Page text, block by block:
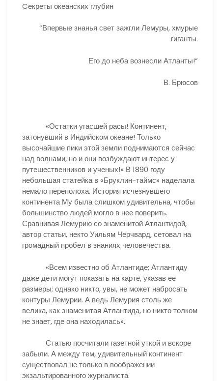
Cекреты океанских глубин
“Впервые знанья свет зажгли Лемуры, хмурые
гиганты.
Его до неба вознесли Атланты!”
В. Брюсов
«Остатки угасшей расы! Континент,
затонувший в Индийском океане! Только
высочайшие пики этой земли поднимаются сейчас
над волнами, но и они возбуждают интерес у
путешественников и ученых!» В 1890 году
небольшая статейка в «Бруклин-таймс» наделала
немало переполоха. История исчезнувшего
континента Му была слишком удивительна, чтобы
большинство людей могло в нее поверить.
Сравнивая Лемурию со знаменитой Атлантидой,
автор статьи, некто Уильям Черчвард, сетовал на
громадный пробел в знаниях человечества.
«Всем известно об Атлантиде; Атлантиду
даже дети могут показать на карте, указав ее
размеры; однако никто, увы, не может набросать
контуры Лемурии. А ведь Лемурия столь же
велика, как знаменитая Атлантида, но никто толком
не знает, где она находилась».
Статью посчитали газетной уткой и вскоре
забыли. А между тем, удивительный континент
существовал не только в воображении
экзальтированного журналиста.